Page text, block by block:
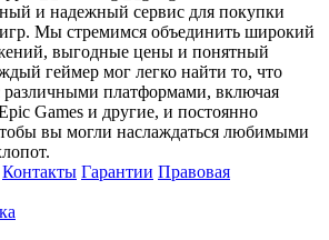
и надежный сервис для покупки
Мы стремимся объединить широкий
выгодные цены и понятный
геймер мог легко найти то, что
платформами, включая
Games и другие, и постоянно
вы могли наслаждаться любимыми
Контакты Гарантии Правовая